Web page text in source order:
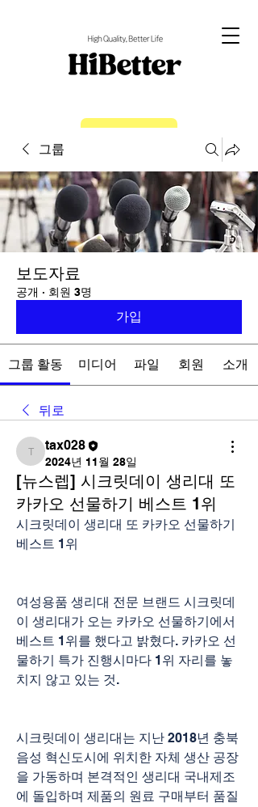
그룹
보도자료
공개 · 회원 3명
가입
그룹 활동 미디어 파일 회원 소개
뒤로
tax028
tax028
2024년 11월 28일
[뉴스렙] 시크릿데이 생리대 또
카카오 선물하기 베스트 1위
시크릿데이 생리대 또 카카오 선물하기
베스트 1위
여성용품 생리대 전문 브랜드 시크릿데
이 생리대가 오는 카카오 선물하기에서
베스트 1위를 했다고 밝혔다. 카카오 선
물하기 특가 진행시마다 1위 자리를 놓
치지 않고 있는 것.
시크릿데이 생리대는 지난 2018년 충북
음성 혁신도시에 위치한 자체 생산 공장
을 가동하며 본격적인 생리대 국내제조
에 돌입하며 제품의 원료 구매부터 품질